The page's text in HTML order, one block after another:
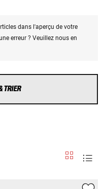
dans l'aperçu de votre
erreur ? Veuillez nous en
TRIER